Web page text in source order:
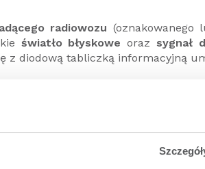
radiowozu
światło błyskowe oraz sygnał
z diodową tabliczką informacyjną
się do kontroli –